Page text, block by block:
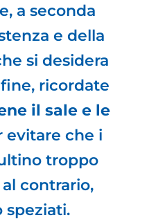
a seconda
e della
si desidera
ricordate
il sale e le
evitare che i
troppo
contrario,
speziati.